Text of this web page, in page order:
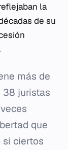
la
de su
más de
juristas
que
si ciertos